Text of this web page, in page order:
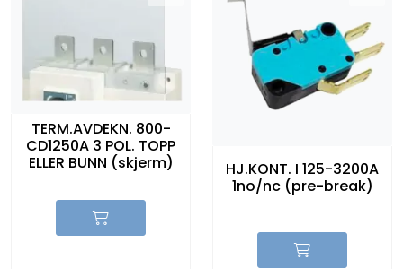
TERM.AVDEKN. 800-
CD1250A 3 POL. TOPP
ELLER BUNN (skjerm)
HJ.KONT. I 125-3200A
1no/nc (pre-break)